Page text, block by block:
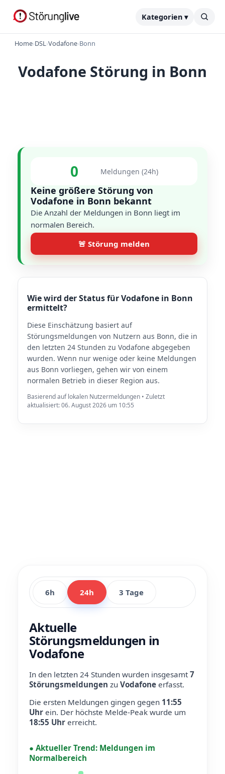
Kategorien ▾
Home›DSL›Vodafone›Bonn
Vodafone Störung in Bonn
0 Meldungen (24h)
Keine größere Störung von
Vodafone in Bonn bekannt
Die Anzahl der Meldungen in Bonn liegt im
normalen Bereich.
🚨 Störung melden
Wie wird der Status für Vodafone in Bonn
ermittelt?
Diese Einschätzung basiert auf
Störungsmeldungen von Nutzern aus Bonn, die in
den letzten 24 Stunden zu Vodafone abgegeben
wurden. Wenn nur wenige oder keine Meldungen
aus Bonn vorliegen, gehen wir von einem
normalen Betrieb in dieser Region aus.
Basierend auf lokalen Nutzermeldungen • Zuletzt
aktualisiert: 06. August 2026 um 10:55
6h 24h 3 Tage
Aktuelle
Störungsmeldungen in
Vodafone
In den letzten 24 Stunden wurden insgesamt7
Störungsmeldungen zu Vodafone erfasst.
Die ersten Meldungen gingen gegen 11:55
Uhr ein. Der höchste Melde-Peak wurde um
18:55 Uhr erreicht.
● Aktueller Trend: Meldungen im
Normalbereich